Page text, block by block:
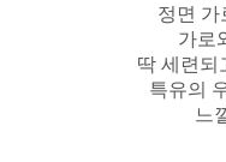
정면 가
가로
딱 세련되
특유의
느